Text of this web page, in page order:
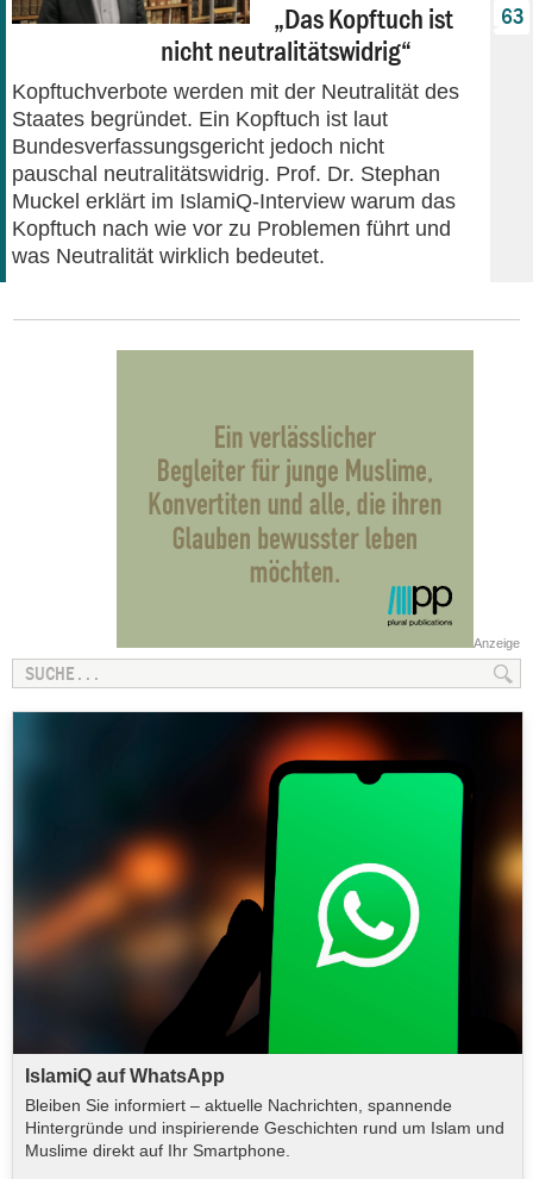
„Das Kopftuch ist
nicht neutralitätswidrig“
Kopftuchverbote werden mit der Neutralität des
Staates begründet. Ein Kopftuch ist laut
Bundesverfassungsgericht jedoch nicht
pauschal neutralitätswidrig. Prof. Dr. Stephan
Muckel erklärt im IslamiQ-Interview warum das
Kopftuch nach wie vor zu Problemen führt und
was Neutralität wirklich bedeutet.
63
Anzeige
IslamiQ auf WhatsApp
Bleiben Sie informiert – aktuelle Nachrichten, spannende
Hintergründe und inspirierende Geschichten rund um Islam und
Muslime direkt auf Ihr Smartphone.